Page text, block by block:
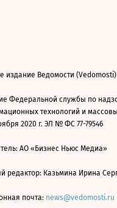
издание Ведомости (Vedomosti)
Федеральной службы по
технологий и
2020 г. ЭЛ № ФС 77-79546
АО «Бизнес Ньюс Медиа»
редактор: Казьмина Ирина
почта: news@vedomosti.ru